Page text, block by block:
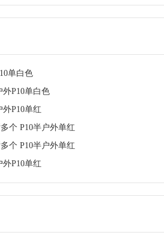
单白色
P10单白色
P10单红
个 P10半户外单红
个 P10半户外单红
P10单红